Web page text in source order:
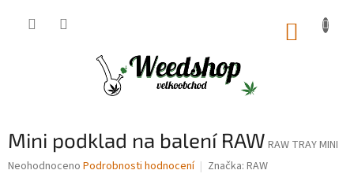
Mini podklad na balení RAW RAW TRAY MINI
Průměrné
Neohodnoceno Podrobnosti hodnocení Značka: RAW